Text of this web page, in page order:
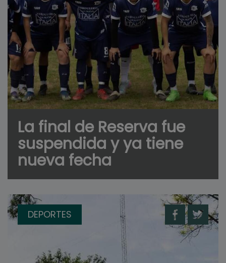
La final de Reserva fue
suspendida y ya tiene
nueva fecha
DEPORTES